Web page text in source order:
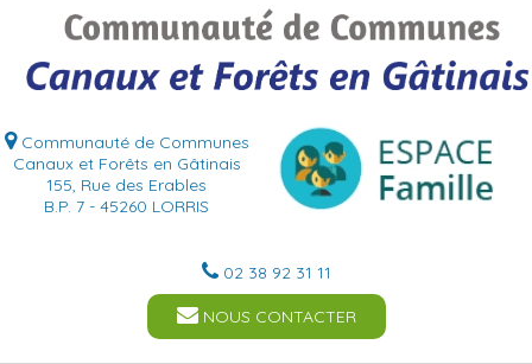
02 38 92 31 11
NOUS CONTACTER
Communauté de Communes
Canaux et Forêts en Gâtinais
155, Rue des Erables
B.P. 7 - 45260 LORRIS